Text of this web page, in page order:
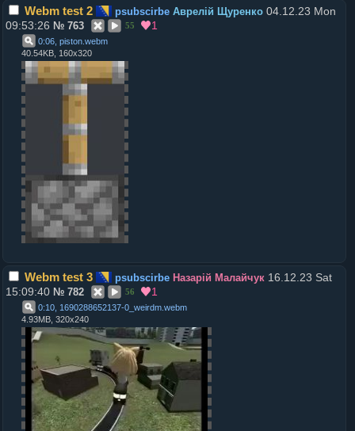
Webm test 2 psubscirbe Аврелій Щуренко 04.12.23 Mon
09:53:26 № 763 55 1
0:06, piston webm
40.54KB, 160x320
Webm test 3 psubscirbe Назарій Малайчук 16.12.23 Sat
15:09:40 № 782 56 1
0:10, 1690288652137-0_weirdm webm
4.93MB, 320x240